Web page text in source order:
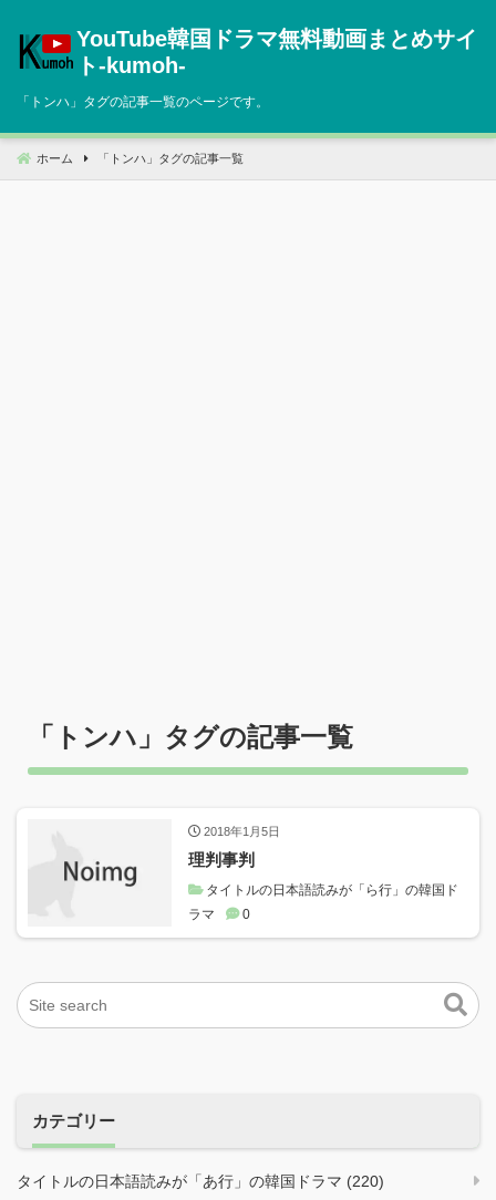
へ
動
YouTube韓国ドラマ無料動画まとめサイ
ト‐kumoh‐
「 トンハ 」タグの記事一覧のページです。
ホーム 「 トンハ 」タグの記事一覧
「 トンハ 」タグの記事一覧
2018年1月5日
理判事判
タイトルの日本語読みが「ら行」の韓国ド
ラマ
0
カテゴリー
タイトルの日本語読みが「あ行」の韓国ドラマ (220)